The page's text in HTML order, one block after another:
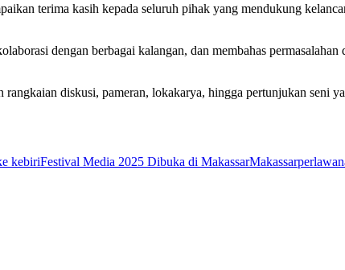
terima kasih kepada seluruh pihak yang mendukung
dengan berbagai kalangan, dan membahas
diskusi, pameran, lokakarya, hingga pertunjukan seni
kebiriFestival Media 2025 Dibuka di MakassarMakassar